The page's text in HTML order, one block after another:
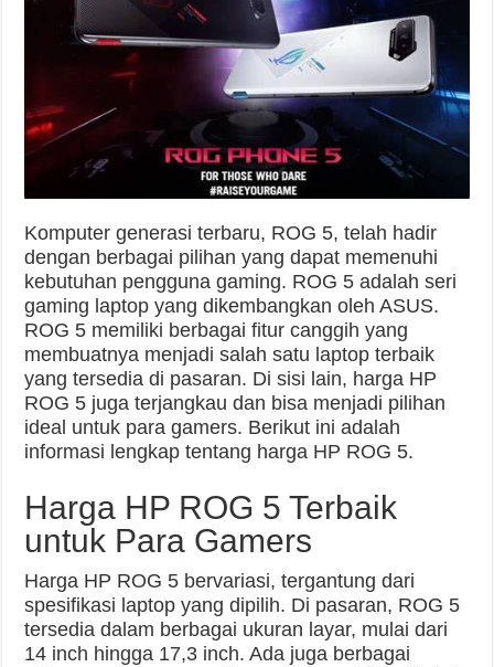
Komputer generasi terbaru, ROG 5, telah hadir
dengan berbagai pilihan yang dapat memenuhi
kebutuhan pengguna gaming. ROG 5 adalah seri
gaming laptop yang dikembangkan oleh ASUS.
ROG 5 memiliki berbagai fitur canggih yang
membuatnya menjadi salah satu laptop terbaik
yang tersedia di pasaran. Di sisi lain, harga HP
ROG 5 juga terjangkau dan bisa menjadi pilihan
ideal untuk para gamers. Berikut ini adalah
informasi lengkap tentang harga HP ROG 5.
Harga HP ROG 5 Terbaik
untuk Para Gamers
Harga HP ROG 5 bervariasi, tergantung dari
spesifikasi laptop yang dipilih. Di pasaran, ROG 5
tersedia dalam berbagai ukuran layar, mulai dari
14 inch hingga 17,3 inch. Ada juga berbagai